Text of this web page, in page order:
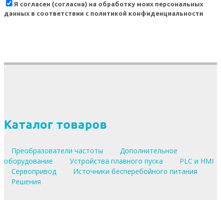
Я согласен (согласна) на обработку моих персональных
данных в соответствии с политикой конфиденциальности
Каталог товаров
Преобразователи частоты
Дополнительное
оборудование
Устройства плавного пуска
PLC и HMI
Сервопривод
Источники бесперебойного питания
Решения